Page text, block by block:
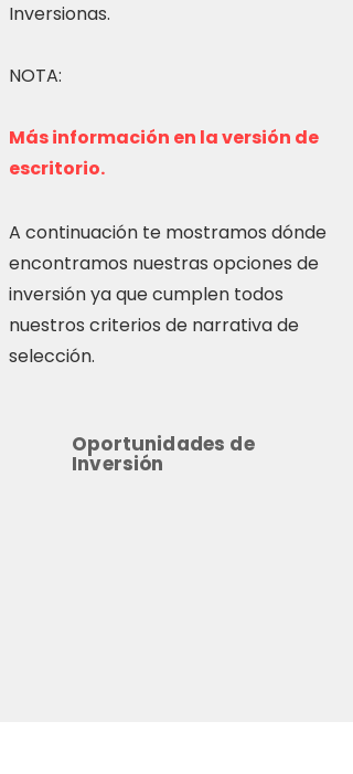
Inversionas.
NOTA:
Más información en la versión de
escritorio.
A continuación te mostramos dónde
encontramos nuestras opciones de
inversión ya que cumplen todos
nuestros criterios de narrativa de
selección.
Oportunidades de
Inversión